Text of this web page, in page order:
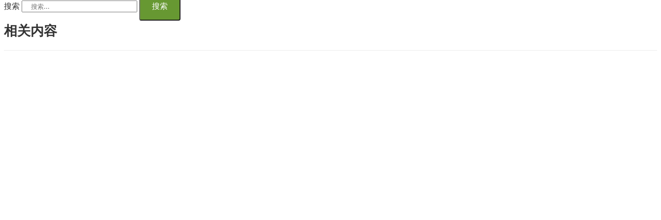
搜索 搜索
相关内容